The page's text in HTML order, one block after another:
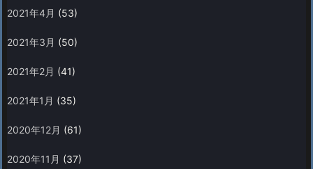
2021年4月 (53)
2021年3月 (50)
2021年2月 (41)
2021年1月 (35)
2020年12月 (61)
2020年11月 (37)